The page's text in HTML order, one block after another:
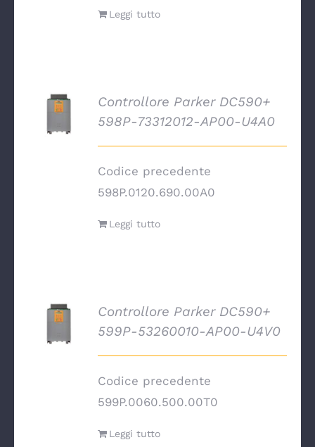
Leggi tutto
DETTAGLI
Controllore Parker DC590+
598P-73312012-AP00-U4A0
Codice precedente
598P.0120.690.00A0
Leggi tutto
DETTAGLI
Controllore Parker DC590+
599P-53260010-AP00-U4V0
Codice precedente
599P.0060.500.00T0
Leggi tutto